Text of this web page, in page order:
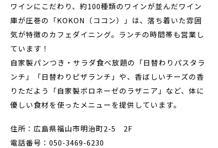
ワインにこだわり、約100種類のワインが並んだワイン
庫が圧巻の「KOKON（ココン）」は、落ち着いた雰囲
気が特徴のカフェダイニング。ランチの時間帯も営業し
ています！
自家製パンつき・サラダ食べ放題の「日替わりパスタラ
ンチ」「日替わりピザランチ」や、香ばしいチーズの香
りただよう「自家製ボロネーゼのラザニア」など、体に
優しい食材を使ったメニューを提供しています。
住所：広島県福山市明治町2-5 2F
電話番号：050-3469-6230